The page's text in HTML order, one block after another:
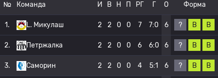
№ Команда И В Н П РГ Г О Форма
1. L. Микулаш 2 2 0 0 7 7:0 6 ? В В
2. Петржалка 2 2 0 0 6 6:0 6 ? В В
3. Саморин 2 2 0 0 4 5:1 6 ? В В